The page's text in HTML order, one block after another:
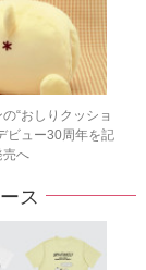
“おしりクッショ
ビュー30周年を記
売へ
ス